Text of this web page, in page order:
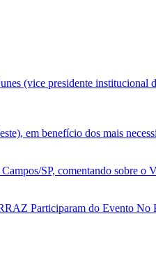
(vice presidente institucional
em benefício dos mais
SP, comentando sobre o
Participaram do Evento No